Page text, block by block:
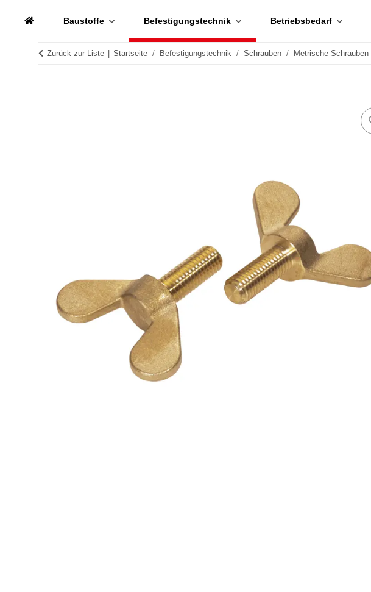
Baustoffe Befestigungstechnik Betriebsbedarf
Zurück zur Liste Startseite Befestigungstechnik Schrauben Metrische Schrauben